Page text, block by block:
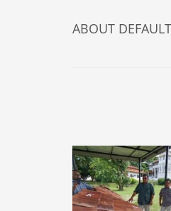
ABOUT